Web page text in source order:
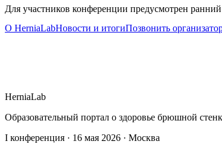
Для участников конференции предусмотрен
О HerniaLabНовости и итогиПозвонить
HerniaLab
Образовательный портал о здоровье брюшной
I конференция · 16 мая 2026 · Москва